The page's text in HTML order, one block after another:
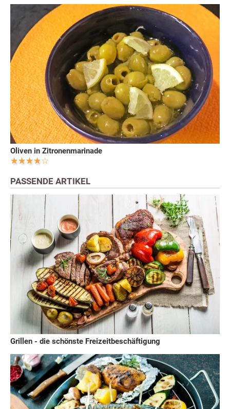
Oliven in Zitronenmarinade
PASSENDE ARTIKEL
Grillen - die schönste Freizeitbeschäftigung